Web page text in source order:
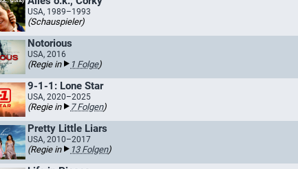
USA, 1989–1993
(Schauspieler)
Notorious
USA, 2016
(Regie in 1 Folge)
9-1-1: Lone Star
USA, 2020–2025
(Regie in 7 Folgen)
Pretty Little Liars
USA, 2010–2017
(Regie in 13 Folgen)